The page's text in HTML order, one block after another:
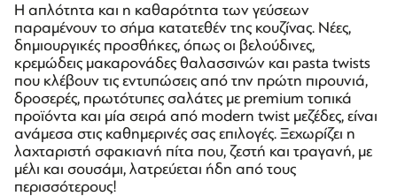
Η απλότητα και η καθαρότητα των γεύσεων
παραμένουν το σήμα κατατεθέν της κουζίνας. Νέες,
δημιουργικές προσθήκες, όπως οι βελούδινες,
κρεμώδεις μακαρονάδες θαλασσινών και pasta twists
που κλέβουν τις εντυπώσεις από την πρώτη πιρουνιά,
δροσερές, πρωτότυπες σαλάτες με premium τοπικά
προϊόντα και μία σειρά από modern twist μεζέδες, είναι
ανάμεσα στις καθημερινές σας επιλογές. Ξεχωρίζει η
λαχταριστή σφακιανή πίτα που, ζεστή και τραγανή, με
μέλι και σουσάμι, λατρεύεται ήδη από τους
περισσότερους!